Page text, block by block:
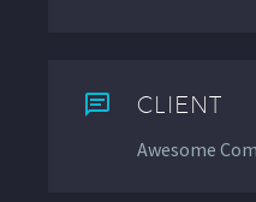

 CLIENT
Awesome